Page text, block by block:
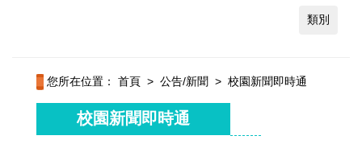
類別
您所在位置： 首頁 > 公告/新聞 > 校園新聞即時通
校園新聞即時通